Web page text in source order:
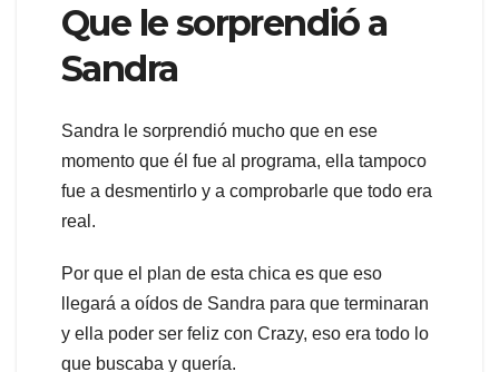
Que le sorprendió a
Sandra
Sandra le sorprendió mucho que en ese
momento que él fue al programa, ella tampoco
fue a desmentirlo y a comprobarle que todo era
real.
Por que el plan de esta chica es que eso
llegará a oídos de Sandra para que terminaran
y ella poder ser feliz con Crazy, eso era todo lo
que buscaba y quería.